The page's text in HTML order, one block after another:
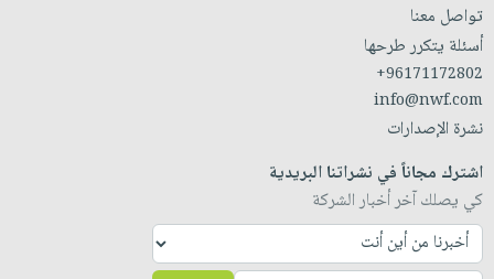
تواصل معنا
أسئلة يتكرر طرحها
+96171172802
info@nwf.com
نشرة الإصدارات
اشترك مجاناً في نشراتنا البريدية
كي يصلك آخر أخبار الشركة